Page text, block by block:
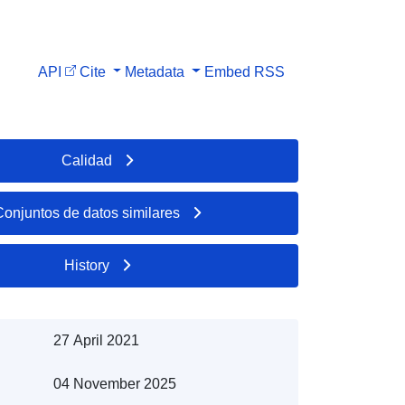
API Cite Metadata Embed RSS
Calidad
de datos similares
History
27 April 2021
04 November 2025